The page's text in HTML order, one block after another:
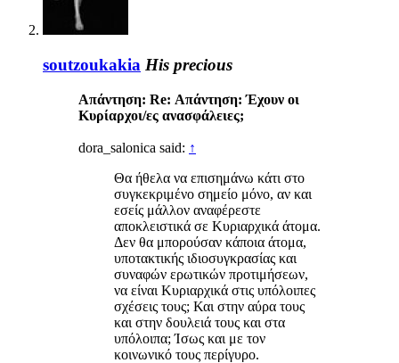
soutzoukakia His precious
Απάντηση: Re: Απάντηση: Έχουν οι
Κυρίαρχοι/ες ανασφάλειες;
dora_salonica said: ↑
Θα ήθελα να επισημάνω κάτι στο
συγκεκριμένο σημείο μόνο, αν και
εσείς μάλλον αναφέρεστε
αποκλειστικά σε Κυριαρχικά άτομα.
Δεν θα μπορούσαν κάποια άτομα,
υποτακτικής ιδιοσυγκρασίας και
συναφών ερωτικών προτιμήσεων,
να είναι Κυριαρχικά στις υπόλοιπες
σχέσεις τους; Και στην αύρα τους
και στην δουλειά τους και στα
υπόλοιπα; Ίσως και με τον
κοινωνικό τους περίγυρο.